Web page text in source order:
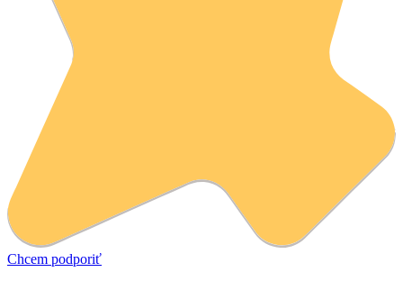
Chcem podporiť